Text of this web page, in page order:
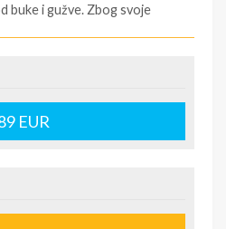
buke i gužve. Zbog svoje
ovog kompleksa,
da je ovo jedan od
tipa na Tasosu. Ovo
i naši mnogobrojni,
koji žele da koriste parking,
EUR